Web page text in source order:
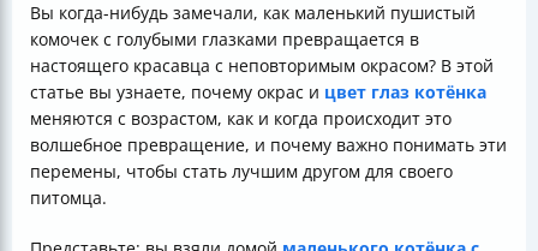
Вы когда-нибудь замечали, как маленький пушистый
комочек с голубыми глазками превращается в
настоящего красавца с неповторимым окрасом? В этой
статье вы узнаете, почему окрас и цвет глаз котёнка
меняются с возрастом, как и когда происходит это
волшебное превращение, и почему важно понимать эти
перемены, чтобы стать лучшим другом для своего
питомца.